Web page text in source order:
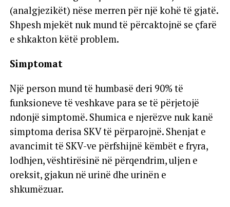
(analgjezikët) nëse merren për një kohë të gjatë.
Shpesh mjekët nuk mund të përcaktojnë se çfarë
e shkakton këtë problem.
Simptomat
Një person mund të humbasë deri 90% të
funksioneve të veshkave para se të përjetojë
ndonjë simptomë. Shumica e njerëzve nuk kanë
simptoma derisa SKV të përparojnë. Shenjat e
avancimit të SKV-ve përfshijnë këmbët e fryra,
lodhjen, vështirësinë në përqendrim, uljen e
oreksit, gjakun në urinë dhe urinën e
shkumëzuar.